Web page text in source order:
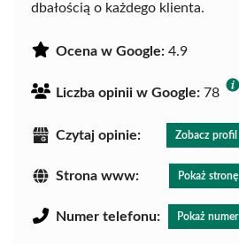
dbałością o każdego klienta.
Ocena w Google: 4.9
Liczba opinii w Google: 78
Czytaj opinie: Zobacz profil
Strona www: Pokaż stronę
Numer telefonu: Pokaż numer